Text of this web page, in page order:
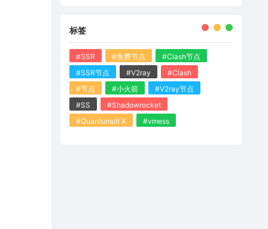
标签
#SSR #免费节点
#Clash节点
#SSR节点
#V2ray
#Clash
#节点
#小火箭
#V2ray节点
#SS
#Shadowrocket
#Quantumult X
#vmess